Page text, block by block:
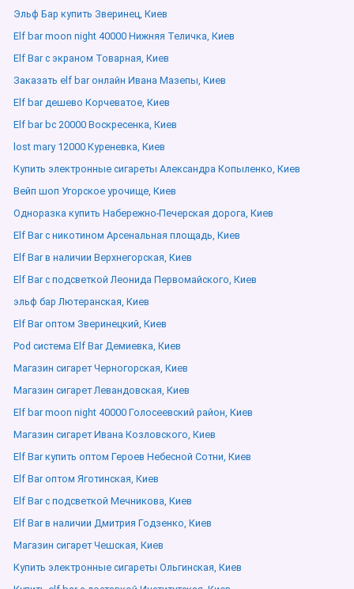
Эльф Бар купить Зверинец, Киев
Elf bar moon night 40000 Нижняя Теличка, Киев
Elf Bar с экраном Товарная, Киев
Заказать elf bar онлайн Ивана Мазепы, Киев
Elf bar дешево Корчеватое, Киев
Elf bar bc 20000 Воскресенка, Киев
lost mary 12000 Куреневка, Киев
Купить электронные сигареты Александра Копыленко, Киев
Вейп шоп Угорское урочище, Киев
Одноразка купить Набережно-Печерская дорога, Киев
Elf Bar с никотином Арсенальная площадь, Киев
Elf Bar в наличии Верхнегорская, Киев
Elf Bar с подсветкой Леонида Первомайского, Киев
эльф бар Лютеранская, Киев
Elf Bar оптом Зверинецкий, Киев
Pod система Elf Bar Демиевка, Киев
Магазин сигарет Черногорская, Киев
Магазин сигарет Левандовская, Киев
Elf bar moon night 40000 Голосеевский район, Киев
Магазин сигарет Ивана Козловского, Киев
Elf Bar купить оптом Героев Небесной Сотни, Киев
Elf Bar оптом Яготинская, Киев
Elf Bar с подсветкой Мечникова, Киев
Elf Bar в наличии Дмитрия Годзенко, Киев
Магазин сигарет Чешская, Киев
Купить электронные сигареты Ольгинская, Киев